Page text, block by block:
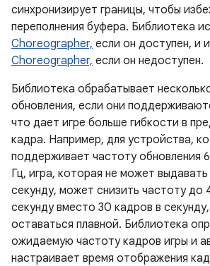
синхронизирует границы, чтобы
переполнения буфера. Библиотека
Choreographer, если он доступен, и
Choreographer, если он недоступен.
Библиотека обрабатывает
обновления, если они
что дает игре больше гибкости в
кадра. Например, для устройства,
поддерживает частоту обновления
Гц, игра, которая не может
секунду, может снизить частоту до
секунду вместо 30 кадров в
оставаться плавной. Библиотека
ожидаемую частоту кадров игры и
настраивает время отображения